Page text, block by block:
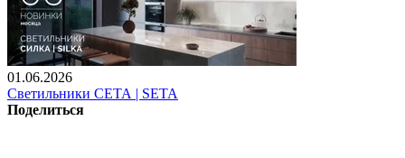
01.06.2026
Светильники СЕТА | SETA
Поделиться